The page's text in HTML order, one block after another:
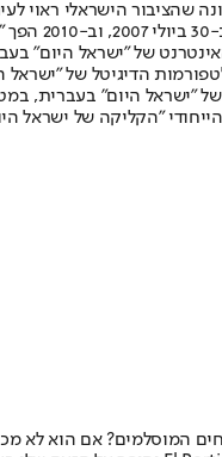
הישראלי ראוי
תשלום.
הדיגיטל של
של "ישראל היום"
"הקליקה של ישראל
המוסלמים? אם הוא לא